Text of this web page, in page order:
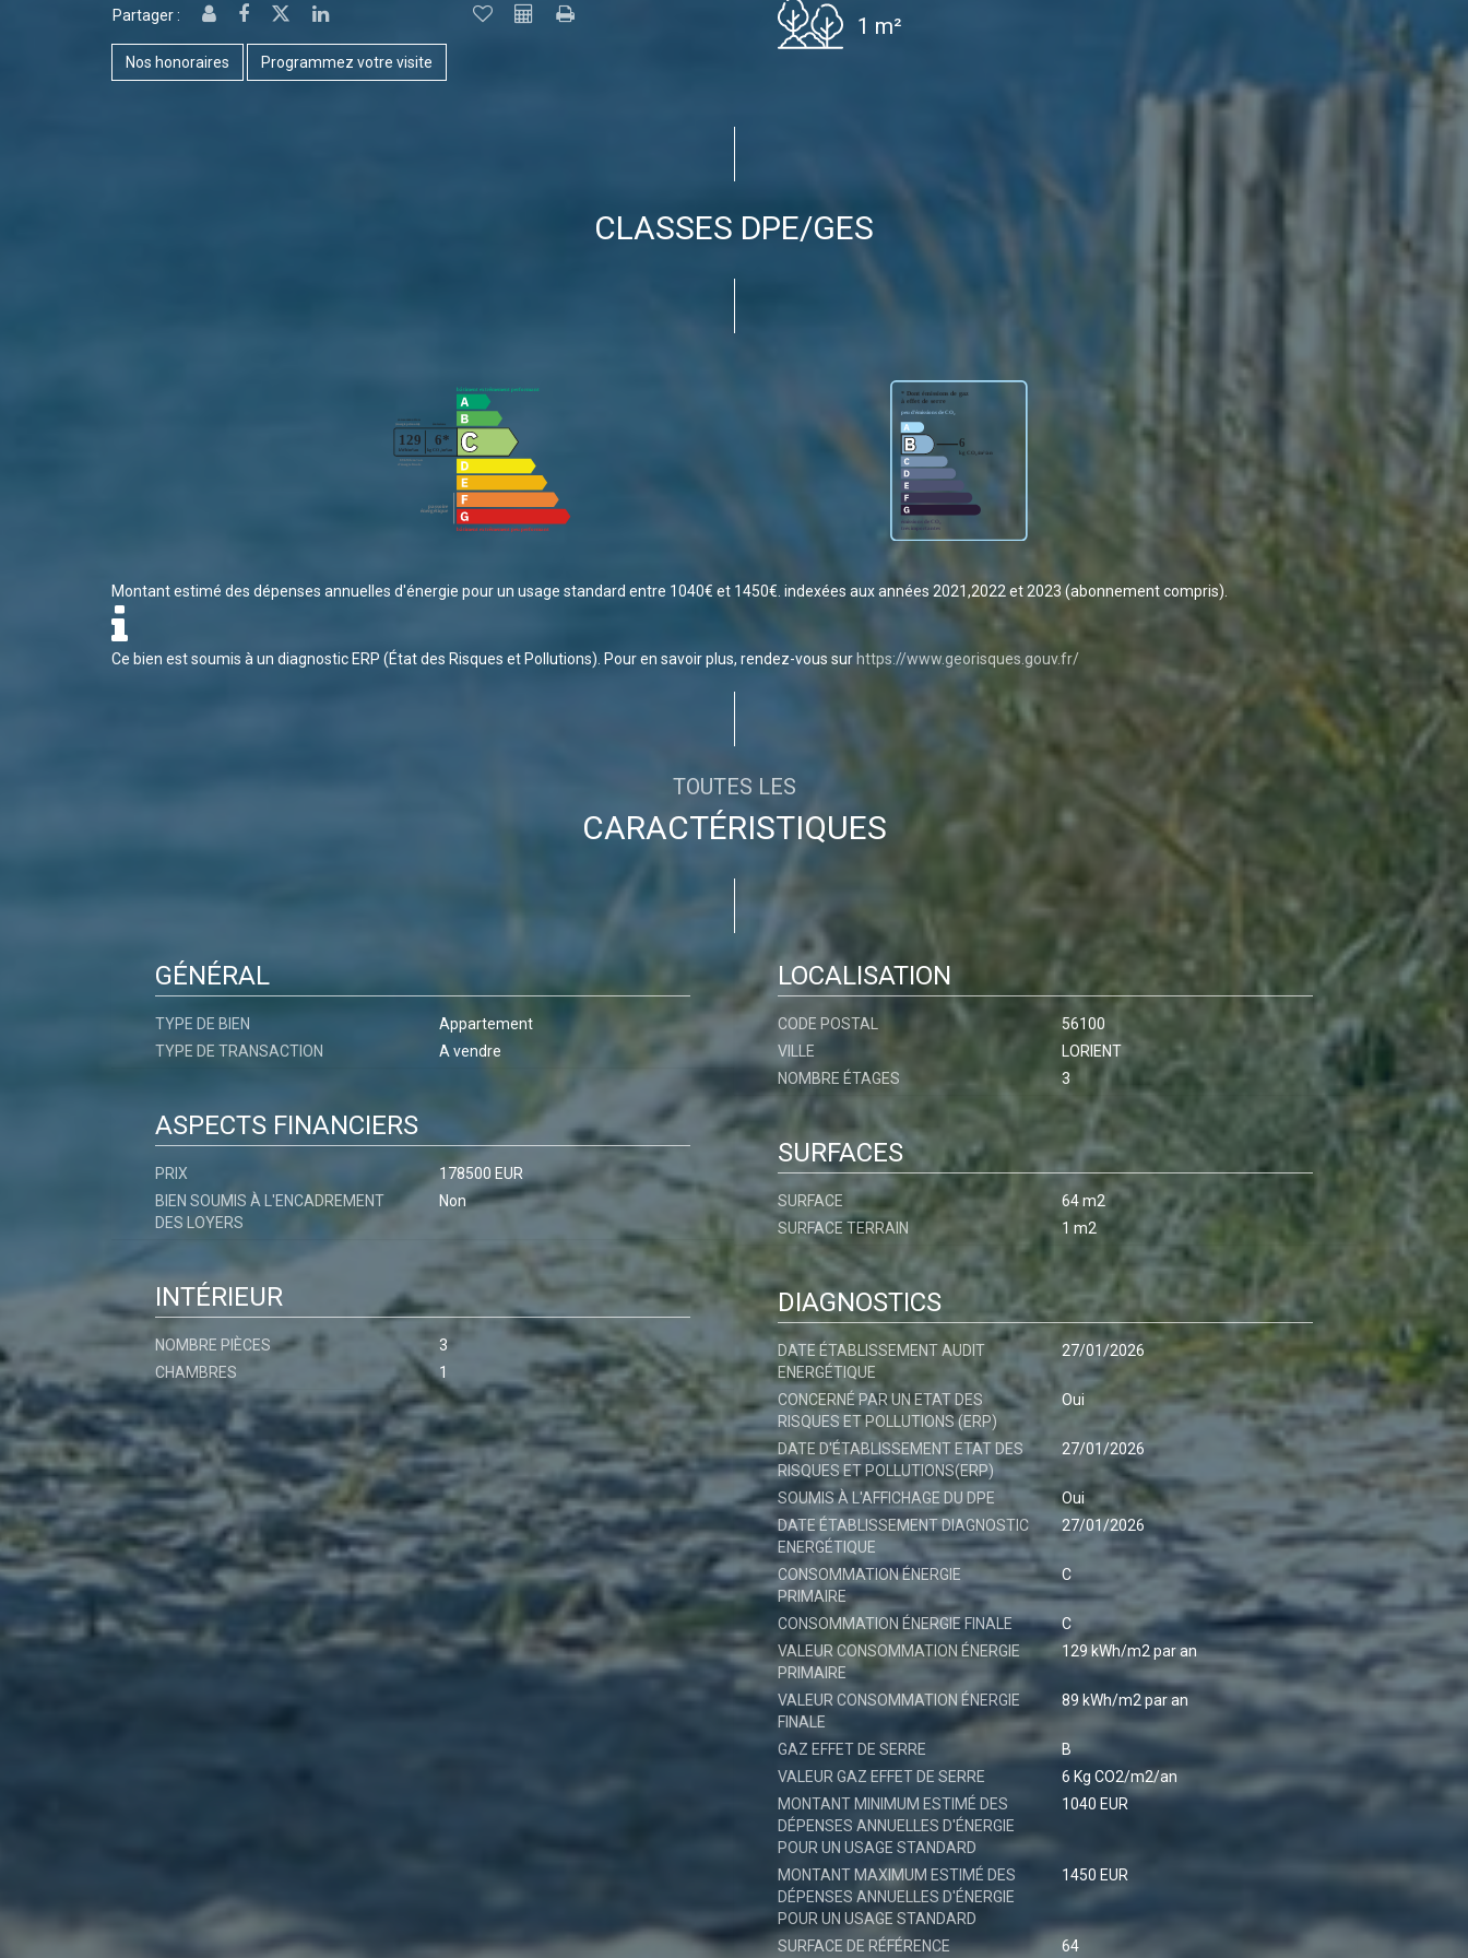
Partager :
Nos honoraires Programmez votre visite
1 m²
CLASSES DPE/GES
Montant estimé des dépenses annuelles d'énergie pour un usage standard entre 1040€ et 1450€. indexées aux années 2021,2022 et 2023 (abonnement compris).
Ce bien est soumis à un diagnostic ERP (État des Risques et Pollutions). Pour en savoir plus, rendez-vous sur https://www.georisques.gouv.fr/
TOUTES LES
CARACTÉRISTIQUES
GÉNÉRAL
TYPE DE BIEN
Appartement
TYPE DE TRANSACTION
A vendre
LOCALISATION
CODE POSTAL
56100
VILLE
LORIENT
NOMBRE ÉTAGES
3
ASPECTS FINANCIERS
PRIX
178500 EUR
BIEN SOUMIS À L'ENCADREMENT
DES LOYERS
Non
SURFACES
SURFACE
64 m2
SURFACE TERRAIN
1 m2
INTÉRIEUR
NOMBRE PIÈCES
3
CHAMBRES
1
DIAGNOSTICS
DATE ÉTABLISSEMENT AUDIT
ENERGÉTIQUE
27/01/2026
CONCERNÉ PAR UN ETAT DES
RISQUES ET POLLUTIONS (ERP)
Oui
DATE D'ÉTABLISSEMENT ETAT DES
RISQUES ET POLLUTIONS(ERP)
27/01/2026
SOUMIS À L'AFFICHAGE DU DPE
Oui
DATE ÉTABLISSEMENT DIAGNOSTIC
ENERGÉTIQUE
27/01/2026
CONSOMMATION ÉNERGIE
PRIMAIRE
C
CONSOMMATION ÉNERGIE FINALE
C
VALEUR CONSOMMATION ÉNERGIE
PRIMAIRE
129 kWh/m2 par an
VALEUR CONSOMMATION ÉNERGIE
FINALE
89 kWh/m2 par an
GAZ EFFET DE SERRE
B
VALEUR GAZ EFFET DE SERRE
6 Kg CO2/m2/an
MONTANT MINIMUM ESTIMÉ DES
DÉPENSES ANNUELLES D'ÉNERGIE
POUR UN USAGE STANDARD
1040 EUR
MONTANT MAXIMUM ESTIMÉ DES
DÉPENSES ANNUELLES D'ÉNERGIE
POUR UN USAGE STANDARD
1450 EUR
SURFACE DE RÉFÉRENCE 64